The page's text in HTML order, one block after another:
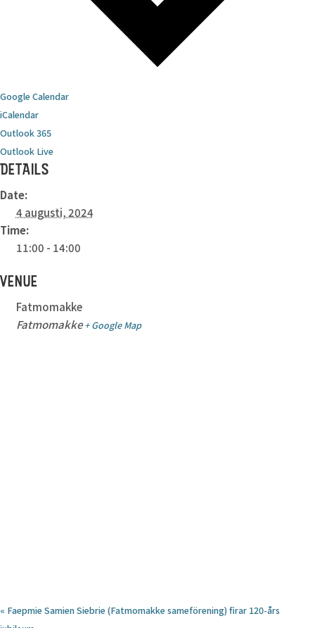
Google Calendar
iCalendar
Outlook 365
Outlook Live
DETAILS
Date:
4 augusti, 2024
Time:
11:00 - 14:00
VENUE
Fatmomakke
Fatmomakke + Google Map
« Faepmie Samien Siebrie (Fatmomakke sameförening) firar 120-års